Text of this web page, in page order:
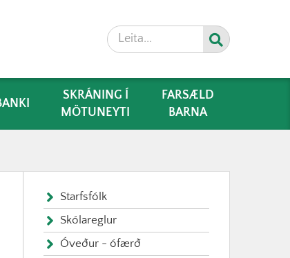
SKRÁNING Í
MÖTUNEYTI
FARSÆLD
BARNA
Leita
Starfsfólk
Skólareglur
Óveður - ófærð